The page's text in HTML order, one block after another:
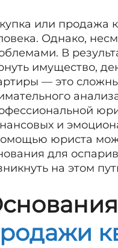
или продажа
Однако,
В
имущество,
— это
и
юриста
для
на этом